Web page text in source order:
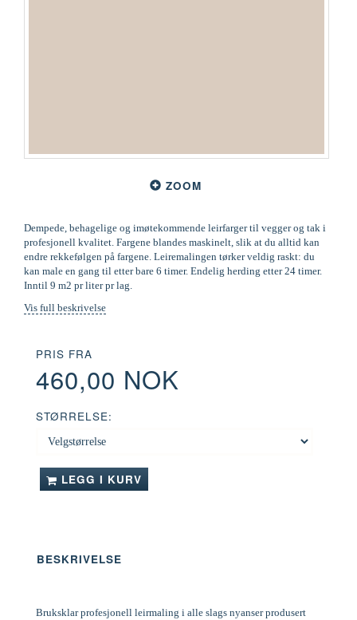
ZOOM
Dempede, behagelige og imøtekommende leirfarger til vegger og tak i
profesjonell kvalitet. Fargene blandes maskinelt, slik at du alltid kan
endre rekkefølgen på fargene. Leiremalingen tørker veldig raskt: du
kan male en gang til etter bare 6 timer. Endelig herding etter 24 timer.
Inntil 9 m2 pr liter pr lag.
Vis full beskrivelse
PRIS FRA
460,00 NOK
STØRRELSE:
LEGG I KURV
BESKRIVELSE
Bruksklar profesjonell leirmaling i alle slags nyanser produsert